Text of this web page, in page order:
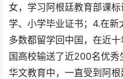
女，学习阿根廷教育部课
学、小学毕业证书；4.在
多数都留学回中国，在近
国高校输送了近200名优
华文教育中，一直受到阿